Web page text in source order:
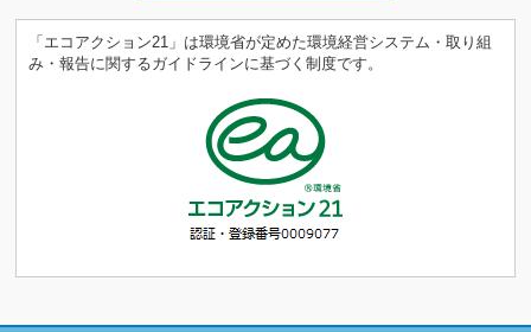
「エコアクション21」は環境省が定めた環境経営システム・取り組
み・報告に関するガイドラインに基づく制度です。